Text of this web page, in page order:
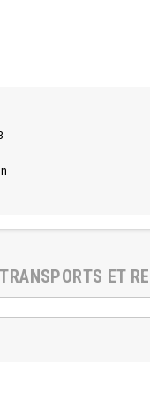
TRANSPORTS ET